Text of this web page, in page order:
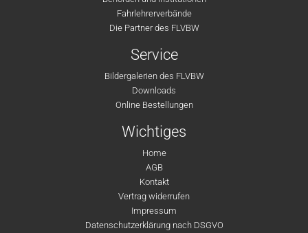
Fahrlehrerverbände
Die Partner des FLVBW
Service
Bildergalerien des FLVBW
Downloads
Online Bestellungen
Wichtiges
Home
AGB
Kontakt
Vertrag widerrufen
Impressum
Datenschutzerklärung nach DSGVO